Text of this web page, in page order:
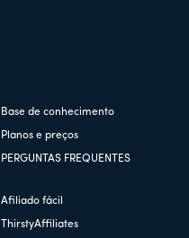
Base de conhecimento
Planos e preços
PERGUNTAS FREQUENTES
Afiliado fácil
ThirstyAffiliates